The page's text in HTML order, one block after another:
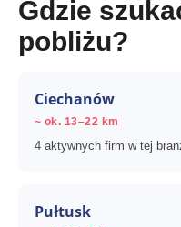
Gdzie
pobliżu?
Ciechanów
~ ok. 13–22 km
4 aktywnych firm w tej
Pułtusk